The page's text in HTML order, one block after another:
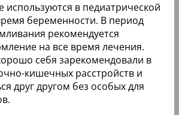
используются в педиатрической
беременности. В период
рекомендуется
на все время лечения.
себя зарекомендовали в
кишечных расстройств и
друг другом без особых для